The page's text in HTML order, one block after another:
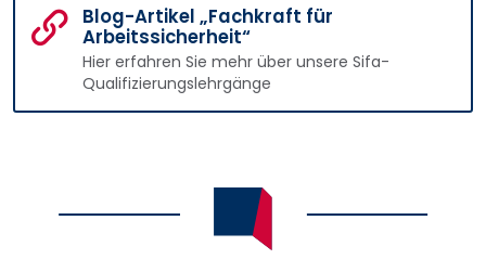
Blog-Artikel „Fachkraft für
Arbeitssicherheit“
Hier erfahren Sie mehr über unsere Sifa-
Qualifizierungslehrgänge